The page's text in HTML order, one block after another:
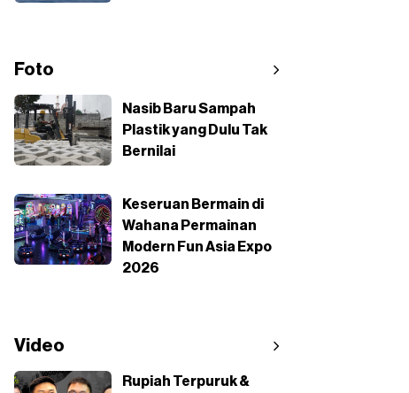
Foto
Nasib Baru Sampah
Plastik yang Dulu Tak
Bernilai
Keseruan Bermain di
Wahana Permainan
Modern Fun Asia Expo
2026
Video
Rupiah Terpuruk &